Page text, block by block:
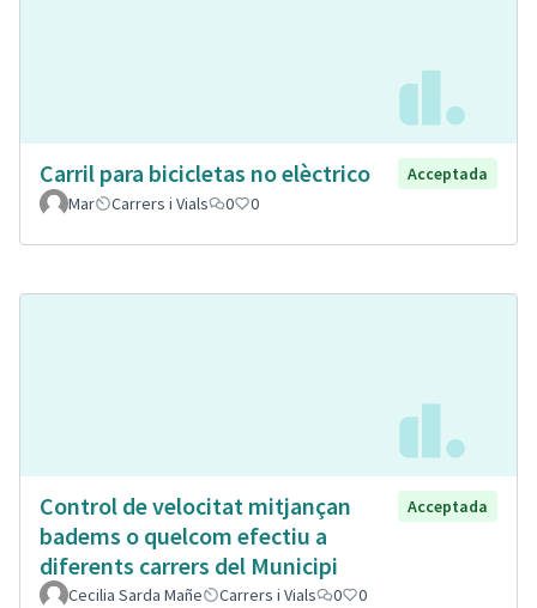
Carril para bicicletas no elèctrico
Acceptada
Mar
Carrers i Vials 0 0
Control de velocitat mitjançan
badems o quelcom efectiu a
diferents carrers del Municipi
Acceptada
Cecilia Sarda Mañe Carrers i Vials 0 0